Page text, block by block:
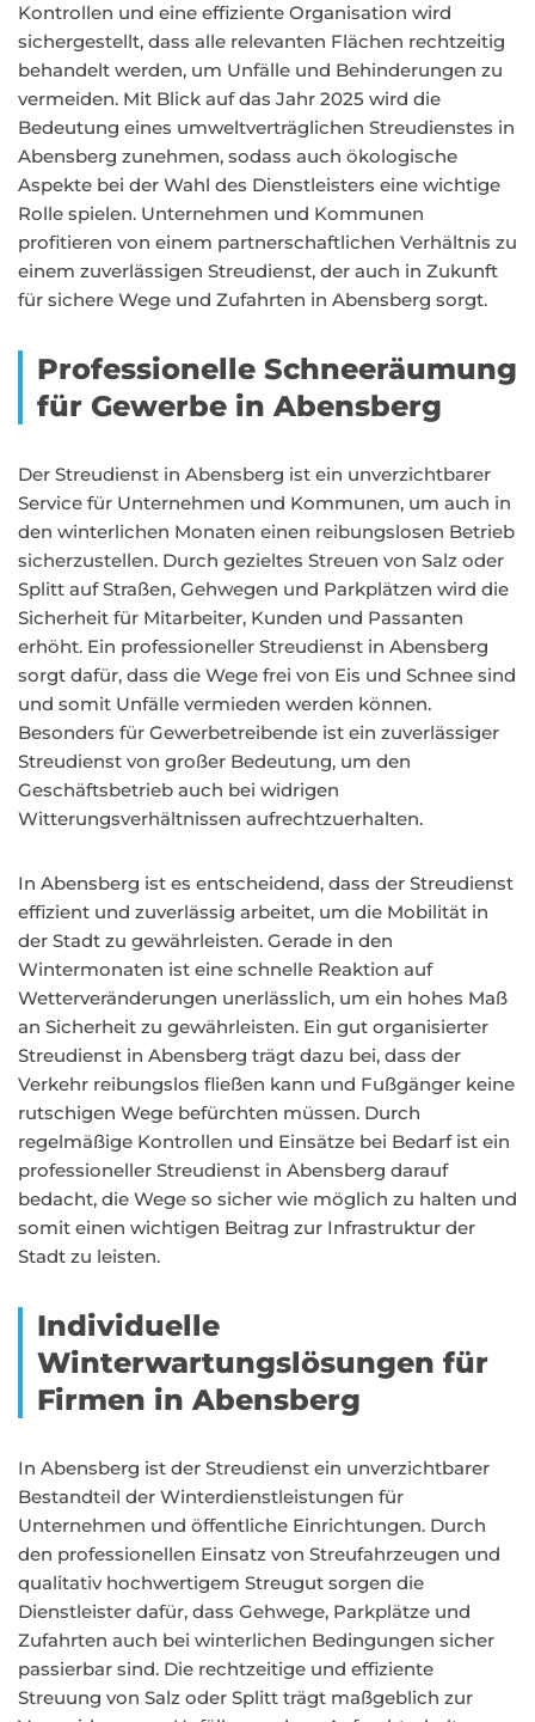
Kontrollen und eine effiziente Organisation wird
sichergestellt, dass alle relevanten Flächen rechtzeitig
behandelt werden, um Unfälle und Behinderungen zu
vermeiden. Mit Blick auf das Jahr 2025 wird die
Bedeutung eines umweltverträglichen Streudienstes in
Abensberg zunehmen, sodass auch ökologische
Aspekte bei der Wahl des Dienstleisters eine wichtige
Rolle spielen. Unternehmen und Kommunen
profitieren von einem partnerschaftlichen Verhältnis zu
einem zuverlässigen Streudienst, der auch in Zukunft
für sichere Wege und Zufahrten in Abensberg sorgt.
Professionelle Schneeräumung
für Gewerbe in Abensberg
Der Streudienst in Abensberg ist ein unverzichtbarer
Service für Unternehmen und Kommunen, um auch in
den winterlichen Monaten einen reibungslosen Betrieb
sicherzustellen. Durch gezieltes Streuen von Salz oder
Splitt auf Straßen, Gehwegen und Parkplätzen wird die
Sicherheit für Mitarbeiter, Kunden und Passanten
erhöht. Ein professioneller Streudienst in Abensberg
sorgt dafür, dass die Wege frei von Eis und Schnee sind
und somit Unfälle vermieden werden können.
Besonders für Gewerbetreibende ist ein zuverlässiger
Streudienst von großer Bedeutung, um den
Geschäftsbetrieb auch bei widrigen
Witterungsverhältnissen aufrechtzuerhalten.
In Abensberg ist es entscheidend, dass der Streudienst
effizient und zuverlässig arbeitet, um die Mobilität in
der Stadt zu gewährleisten. Gerade in den
Wintermonaten ist eine schnelle Reaktion auf
Wetterveränderungen unerlässlich, um ein hohes Maß
an Sicherheit zu gewährleisten. Ein gut organisierter
Streudienst in Abensberg trägt dazu bei, dass der
Verkehr reibungslos fließen kann und Fußgänger keine
rutschigen Wege befürchten müssen. Durch
regelmäßige Kontrollen und Einsätze bei Bedarf ist ein
professioneller Streudienst in Abensberg darauf
bedacht, die Wege so sicher wie möglich zu halten und
somit einen wichtigen Beitrag zur Infrastruktur der
Stadt zu leisten.
Individuelle
Winterwartungslösungen für
Firmen in Abensberg
In Abensberg ist der Streudienst ein unverzichtbarer
Bestandteil der Winterdienstleistungen für
Unternehmen und öffentliche Einrichtungen. Durch
den professionellen Einsatz von Streufahrzeugen und
qualitativ hochwertigem Streugut sorgen die
Dienstleister dafür, dass Gehwege, Parkplätze und
Zufahrten auch bei winterlichen Bedingungen sicher
passierbar sind. Die rechtzeitige und effiziente
Streuung von Salz oder Splitt trägt maßgeblich zur